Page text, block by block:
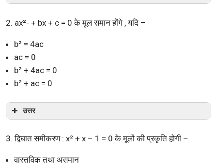
2. ax²- + bx + c = 0 के मूल समान होंगे , यदि –
b² = 4ac
ac = 0
b² + 4ac = 0
b² + ac = 0
उत्तर
3. द्विघात समीकरण : x² + x – 1 = 0 के मूलों की प्रकृति होगी –
वास्तविक तथा असमान